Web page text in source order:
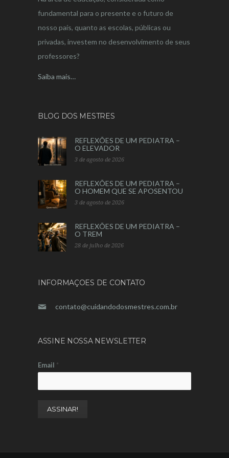
fundamental para o presente e o futuro de
nosso país, quanto as escolas, públicas ou
privadas, investem no desenvolvimento de seus
professores?
Saiba mais…
BLOG DOS MESTRES
REFLEXÕES DE UM PEDIATRA –
O ELEVADOR
3 de agosto de 2026
REFLEXÕES DE UM PEDIATRA –
O HOMEM QUE SE APOSENTOU
3 de agosto de 2026
REFLEXÕES DE UM PEDIATRA –
O TREM
28 de julho de 2026
INFORMAÇOES DE CONTATO
contato@cuidandodosmestres.com.br
ASSINE NOSSA NEWSLETTER
Email *